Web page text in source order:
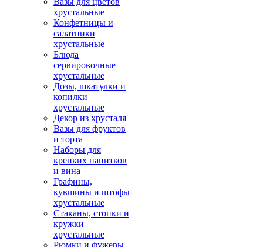
хрустальные
Конфетницы и
салатники
хрустальные
Блюда
сервировочные
хрустальные
Дозы, шкатулки и
копилки
хрустальные
Декор из хрусталя
Вазы для фруктов
и торта
Наборы для
крепких напитков
и вина
Графины,
кувшины и штофы
хрустальные
Стаканы, стопки и
кружки
хрустальные
Рюмки и фужеры